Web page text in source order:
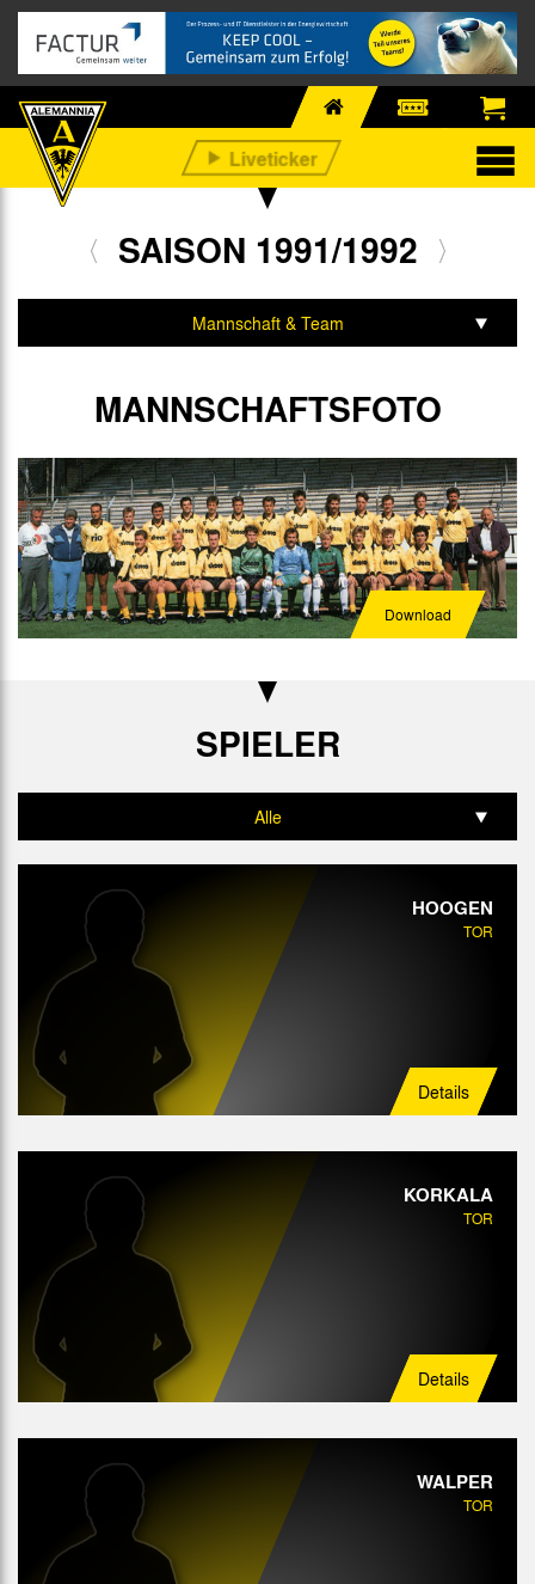
SAISON 1991/1992
Mannschaft & Team
MANNSCHAFTSFOTO
Download
SPIELER
Alle
Tor
Mittelfeld
Angriff
HOOGEN
TOR
Details
KORKALA
TOR
Details
WALPER
TOR